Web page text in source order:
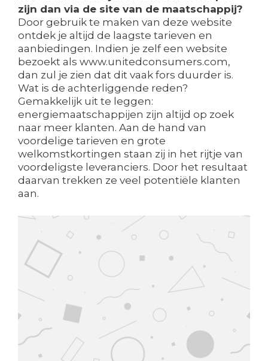
zijn dan via de site van de maatschappij?
Door gebruik te maken van deze website
ontdek je altijd de laagste tarieven en
aanbiedingen. Indien je zelf een website
bezoekt als www.unitedconsumers.com,
dan zul je zien dat dit vaak fors duurder is.
Wat is de achterliggende reden?
Gemakkelijk uit te leggen:
energiemaatschappijen zijn altijd op zoek
naar meer klanten. Aan de hand van
voordelige tarieven en grote
welkomstkortingen staan zij in het rijtje van
voordeligste leveranciers. Door het resultaat
daarvan trekken ze veel potentiële klanten
aan.